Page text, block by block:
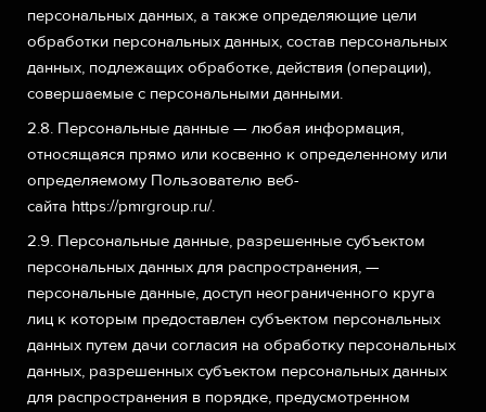
персональных данных, а также определяющие цели
обработки персональных данных, состав персональных
данных, подлежащих обработке, действия (операции),
совершаемые с персональными данными.
2.8. Персональные данные — любая информация,
относящаяся прямо или косвенно к определенному или
определяемому Пользователю веб-
сайта https://pmrgroup.ru/.
2.9. Персональные данные, разрешенные субъектом
персональных данных для распространения, —
персональные данные, доступ неограниченного круга
лиц к которым предоставлен субъектом персональных
данных путем дачи согласия на обработку персональных
данных, разрешенных субъектом персональных данных
для распространения в порядке, предусмотренном